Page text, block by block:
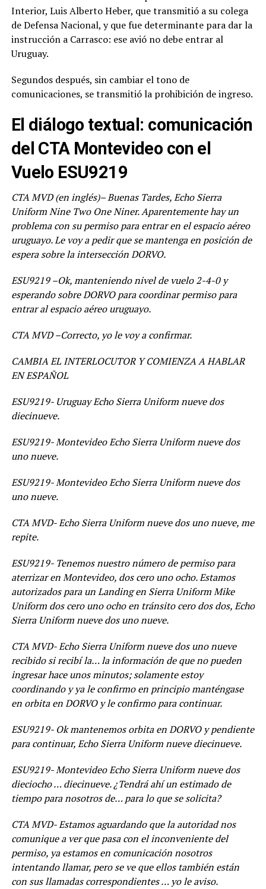
Interior, Luis Alberto Heber, que transmitió a su colega
de Defensa Nacional, y que fue determinante para dar la
instrucción a Carrasco: ese avió no debe entrar al
Uruguay.
Segundos después, sin cambiar el tono de
comunicaciones, se transmitió la prohibición de ingreso.
El diálogo textual: comunicación
del CTA Montevideo con el
Vuelo ESU9219
CTA MVD (en inglés)– Buenas Tardes, Echo Sierra
Uniform Nine Two One Niner. Aparentemente hay un
problema con su permiso para entrar en el espacio aéreo
uruguayo. Le voy a pedir que se mantenga en posición de
espera sobre la intersección DORVO.
ESU9219 –Ok, manteniendo nivel de vuelo 2-4-0 y
esperando sobre DORVO para coordinar permiso para
entrar al espacio aéreo uruguayo.
CTA MVD –Correcto, yo le voy a confirmar.
CAMBIA EL INTERLOCUTOR Y COMIENZA A HABLAR
EN ESPAÑOL
ESU9219- Uruguay Echo Sierra Uniform nueve dos
diecinueve.
ESU9219- Montevideo Echo Sierra Uniform nueve dos
uno nueve.
ESU9219- Montevideo Echo Sierra Uniform nueve dos
uno nueve.
CTA MVD- Echo Sierra Uniform nueve dos uno nueve, me
repite.
ESU9219- Tenemos nuestro número de permiso para
aterrizar en Montevideo, dos cero uno ocho. Estamos
autorizados para un Landing en Sierra Uniform Mike
Uniform dos cero uno ocho en tránsito cero dos dos, Echo
Sierra Uniform nueve dos uno nueve.
CTA MVD- Echo Sierra Uniform nueve dos uno nueve
recibido si recibí la… la información de que no pueden
ingresar hace unos minutos; solamente estoy
coordinando y ya le confirmo en principio manténgase
en orbita en DORVO y le confirmo para continuar.
ESU9219- Ok mantenemos orbita en DORVO y pendiente
para continuar, Echo Sierra Uniform nueve diecinueve.
ESU9219- Montevideo Echo Sierra Uniform nueve dos
dieciocho … diecinueve. ¿Tendrá ahí un estimado de
tiempo para nosotros de… para lo que se solicita?
CTA MVD- Estamos aguardando que la autoridad nos
comunique a ver que pasa con el inconveniente del
permiso, ya estamos en comunicación nosotros
intentando llamar, pero se ve que ellos también están
con sus llamadas correspondientes … yo le aviso.